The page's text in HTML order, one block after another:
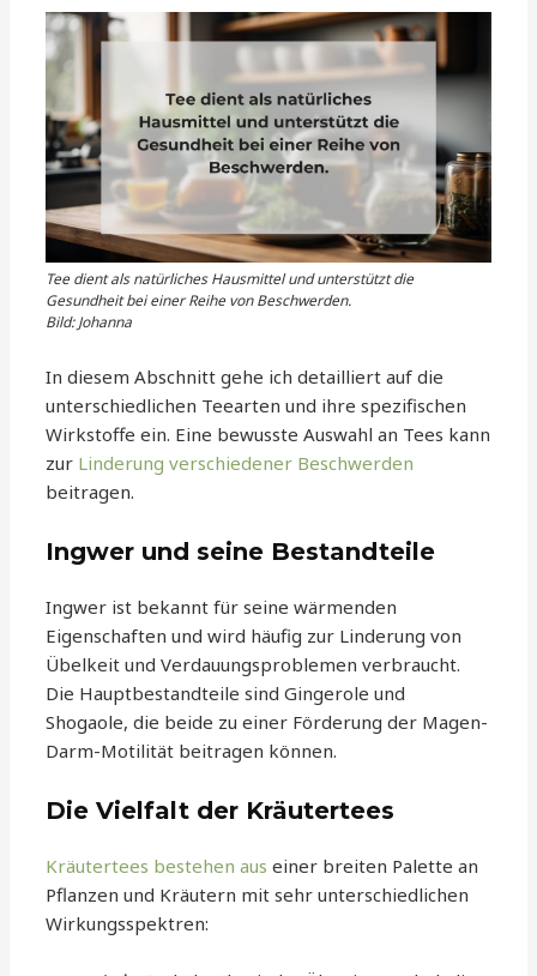
Tee dient als natürliches Hausmittel und unterstützt die
Gesundheit bei einer Reihe von Beschwerden.
Bild: Johanna
In diesem Abschnitt gehe ich detailliert auf die
unterschiedlichen Teearten und ihre spezifischen
Wirkstoffe ein. Eine bewusste Auswahl an Tees kann
zur Linderung verschiedener Beschwerden
beitragen.
Ingwer und seine Bestandteile
Ingwer ist bekannt für seine wärmenden
Eigenschaften und wird häufig zur Linderung von
Übelkeit und Verdauungsproblemen verbraucht.
Die Hauptbestandteile sind Gingerole und
Shogaole, die beide zu einer Förderung der Magen-
Darm-Motilität beitragen können.
Die Vielfalt der Kräutertees
Kräutertees bestehen aus einer breiten Palette an
Pflanzen und Kräutern mit sehr unterschiedlichen
Wirkungsspektren: